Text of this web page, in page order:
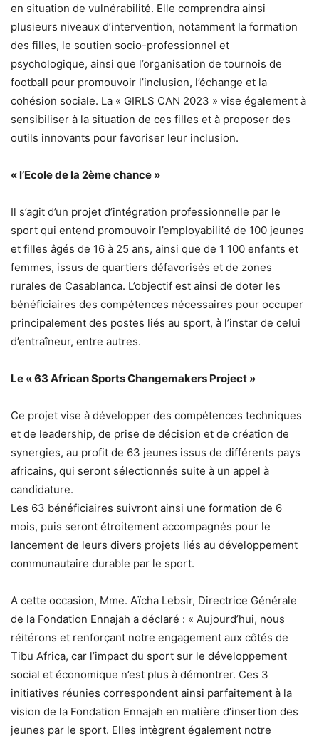
en situation de vulnérabilité. Elle comprendra ainsi
plusieurs niveaux d’intervention, notamment la formation
des filles, le soutien socio-professionnel et
psychologique, ainsi que l’organisation de tournois de
football pour promouvoir l’inclusion, l’échange et la
cohésion sociale. La « GIRLS CAN 2023 » vise également à
sensibiliser à la situation de ces filles et à proposer des
outils innovants pour favoriser leur inclusion.
« l’Ecole de la 2ème chance »
Il s’agit d’un projet d’intégration professionnelle par le
sport qui entend promouvoir l’employabilité de 100 jeunes
et filles âgés de 16 à 25 ans, ainsi que de 1 100 enfants et
femmes, issus de quartiers défavorisés et de zones
rurales de Casablanca. L’objectif est ainsi de doter les
bénéficiaires des compétences nécessaires pour occuper
principalement des postes liés au sport, à l’instar de celui
d’entraîneur, entre autres.
Le « 63 African Sports Changemakers Project »
Ce projet vise à développer des compétences techniques
et de leadership, de prise de décision et de création de
synergies, au profit de 63 jeunes issus de différents pays
africains, qui seront sélectionnés suite à un appel à
candidature.
Les 63 bénéficiaires suivront ainsi une formation de 6
mois, puis seront étroitement accompagnés pour le
lancement de leurs divers projets liés au développement
communautaire durable par le sport.
A cette occasion, Mme. Aïcha Lebsir, Directrice Générale
de la Fondation Ennajah a déclaré : « Aujourd’hui, nous
réitérons et renforçant notre engagement aux côtés de
Tibu Africa, car l’impact du sport sur le développement
social et économique n’est plus à démontrer. Ces 3
initiatives réunies correspondent ainsi parfaitement à la
vision de la Fondation Ennajah en matière d’insertion des
jeunes par le sport. Elles intègrent également notre